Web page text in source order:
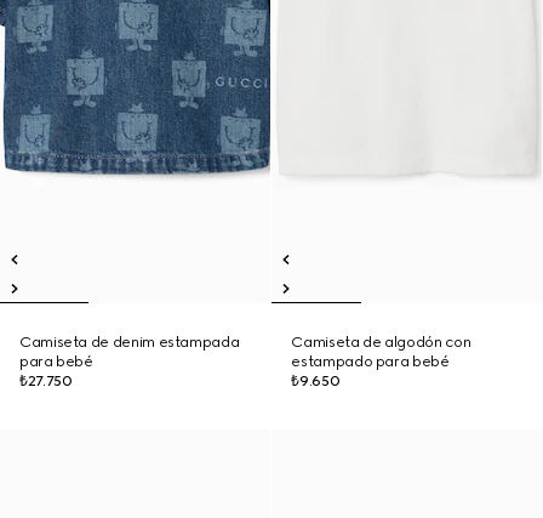
Camiseta de denim estampada
para bebé
₺27.750
Camiseta de algodón con
estampado para bebé
₺9.650